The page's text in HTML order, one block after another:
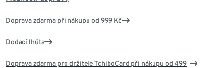
Doprava zdarma při nákupu od 999 Kč
Dodací lhůta
Doprava zdarma pro držitele TchiboCard při nákupu od 499